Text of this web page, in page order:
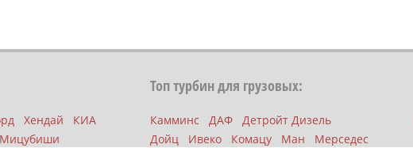
Хендай
КИА
Мицубиши
Топ турбин для грузовых:
Камминс ДАФ
Детройт Дизель
Дойц
Ивеко Комацу Ман Мерседес